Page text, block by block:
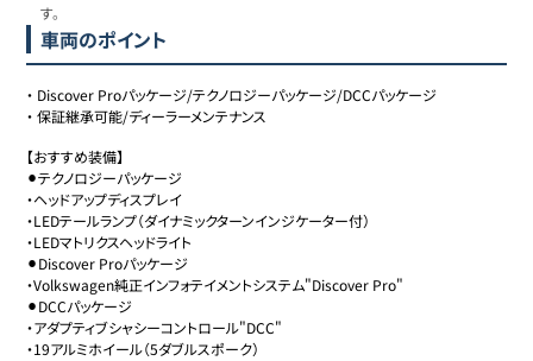
す。
車両のポイント
・ Discover Proパッケージ/テクノロジーパッケージ/DCCパッケージ
・保証継承可能/ディーラーメンテナンス
【おすすめ装備】
⚫︎テクノロジーパッケージ
・ヘッドアップディスプレイ
・LEDテールランプ（ダイナミックターンインジケーター付）
・LEDマトリクスヘッドライト
⚫︎Discover Proパッケージ
・Volkswagen純正インフォテイメントシステム"Discover Pro"
⚫︎DCCパッケージ
・アダプティブシャシーコントロール"DCC"
・19アルミホイール（5ダブルスポーク）